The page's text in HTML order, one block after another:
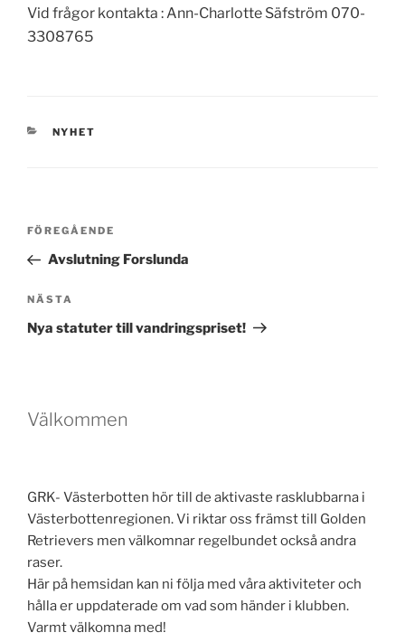
Vid frågor kontakta : Ann-Charlotte Säfström 070-
3308765
KATEGORIER
NYHET
Inläggsnavigering
Föregående
inlägg
FÖREGÅENDE
Avslutning Forslunda
Nästa
inlägg
NÄSTA
Nya statuter till vandringspriset!
Välkommen
GRK- Västerbotten hör till de aktivaste rasklubbarna i
Västerbottenregionen. Vi riktar oss främst till Golden
Retrievers men välkomnar regelbundet också andra
raser.
Här på hemsidan kan ni följa med våra aktiviteter och
hålla er uppdaterade om vad som händer i klubben.
Varmt välkomna med!